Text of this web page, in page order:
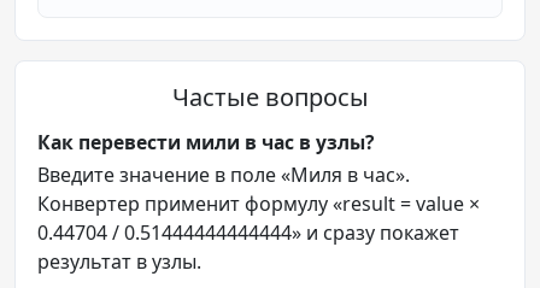
Частые вопросы
Как перевести мили в час в узлы?
Введите значение в поле «Миля в час».
Конвертер применит формулу «result = value ×
0.44704 / 0.51444444444444» и сразу покажет
результат в узлы.